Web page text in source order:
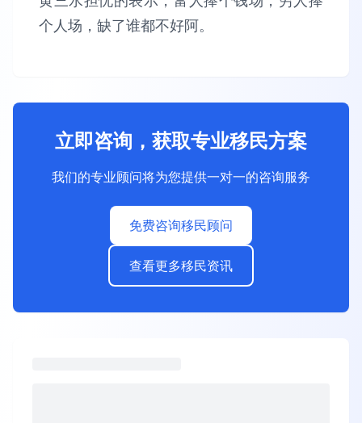
个人场，缺了谁都不好阿。
立即咨询，获取专业移民方案
我们的专业顾问将为您提供一对一的咨询服务
免费咨询移民顾问
查看更多移民资讯